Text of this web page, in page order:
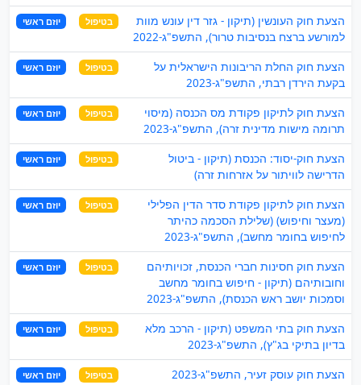
הצעת חוק העונשין (תיקון - גזר דין עונש מוות
למורשע ברצח בנסיבות טרור), התשפ"ג-2022
בטיפול יוזם ראשי
הצעת חוק החלת הריבונות הישראלית על
בקעת הירדן רבתי, התשפ"ג-2023
בטיפול יוזם ראשי
הצעת חוק לתיקון פקודת מס הכנסה (מיסוי
תרומה מישות מדינית זרה), התשפ"ג-2023
בטיפול יוזם ראשי
הצעת חוק-יסוד: הכנסת (תיקון - ביטול
הדרישה לוויתור על אזרחות זרה)
בטיפול יוזם ראשי
הצעת חוק לתיקון פקודת סדר הדין הפלילי
(מעצר וחיפוש) (שלילת הסכמה כהיתר
לחיפוש בחומר מחשב), התשפ"ג-2023
בטיפול יוזם ראשי
הצעת חוק חסינות חברי הכנסת, זכויותיהם
וחובותיהם (תיקון - חיפוש בחומר מחשב
וסמכות יושב ראש הכנסת), התשפ"ג-2023
בטיפול יוזם ראשי
הצעת חוק בתי המשפט (תיקון - הרכב מלא
בדיון בתיקי בג"ץ), התשפ"ג-2023
בטיפול יוזם ראשי
הצעת חוק עוסק זעיר, התשפ"ג-2023 בטיפול יוזם ראשי